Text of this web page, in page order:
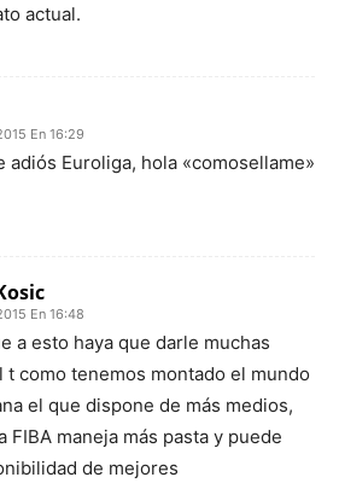
actual.
En 16:29
adiós Euroliga, hola «comosellame»
En 16:48
a esto haya que darle muchas
t como tenemos montado el mundo
el que dispone de más medios,
FIBA maneja más pasta y puede
de mejores